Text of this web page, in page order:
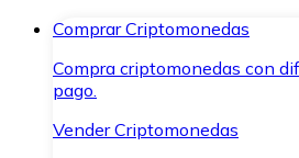
Comprar Criptomonedas
Compra criptomonedas con
pago.
Vender Criptomonedas